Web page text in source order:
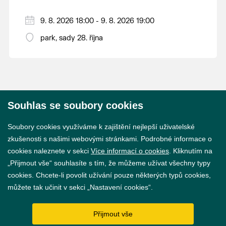
9. 8. 2026 18:00 - 9. 8. 2026 19:00
park, sady 28. října
GDPR
Nastavení cookies
Souhlas se soubory cookies
Soubory cookies využíváme k zajištění nejlepší uživatelské
zkušenosti s našimi webovými stránkami. Podrobné informace o
cookies naleznete v sekci Více informací o cookies . Kliknutím na
„Přijmout vše“ souhlasíte s tím, že můžeme užívat všechny typy
cookies. Chcete-li povolit užívání pouze některých typů cookies,
můžete tak učinit v sekci „Nastavení cookies“.
Přijmout vše